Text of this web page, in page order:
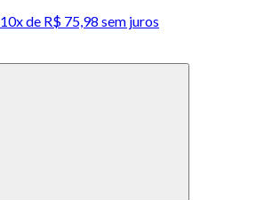
10x de R$ 75,98 sem juros